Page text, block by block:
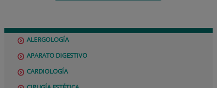
ALERGOLOGÍA
APARATO DIGESTIVO
CARDIOLOGÍA